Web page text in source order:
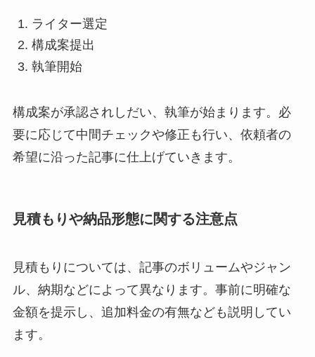
ライター選定
構成案提出
執筆開始
構成案が承認されしだい、執筆が始まります。必
要に応じて中間チェックや修正も行い、依頼者の
希望に沿った記事に仕上げていきます。
見積もりや納品形態に関する注意点
見積もりについては、記事のボリュームやジャン
ル、納期などによって異なります。事前に明確な
金額を提示し、追加料金の有無なども説明してい
ます。